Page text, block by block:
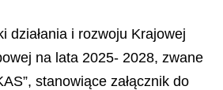
działania i rozwoju Krajowej
na lata 2025- 2028, zwane
stanowiące załącznik do